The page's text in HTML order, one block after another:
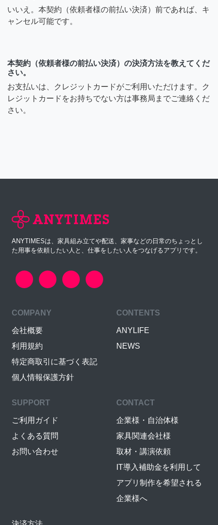
いいえ。本契約（依頼者様の前払い決済）前であれば、キ
ャンセル可能です。
本契約（依頼者様の前払い決済）の決済方法を教えてくだ
さい。
お支払いは、クレジットカードがご利用いただけます。ク
レジットカードをお持ちでない方は事務局までご連絡くだ
さい。
ANYTIMESは、家具組み立てや配送、家事などの日常のちょっとし
た用事を依頼したい人と、仕事をしたい人をつなげるアプリです。
COMPANY
会社概要
利用規約
特定商取引に基づく表記
個人情報保護方針
CONTENTS
ANYLIFE
NEWS
SUPPORT
ご利用ガイド
よくある質問
お問い合わせ
CONTACT
企業様・自治体様
家具関連会社様
取材・講演依頼
IT導入補助金を利用して
アプリ制作を希望される
企業様へ